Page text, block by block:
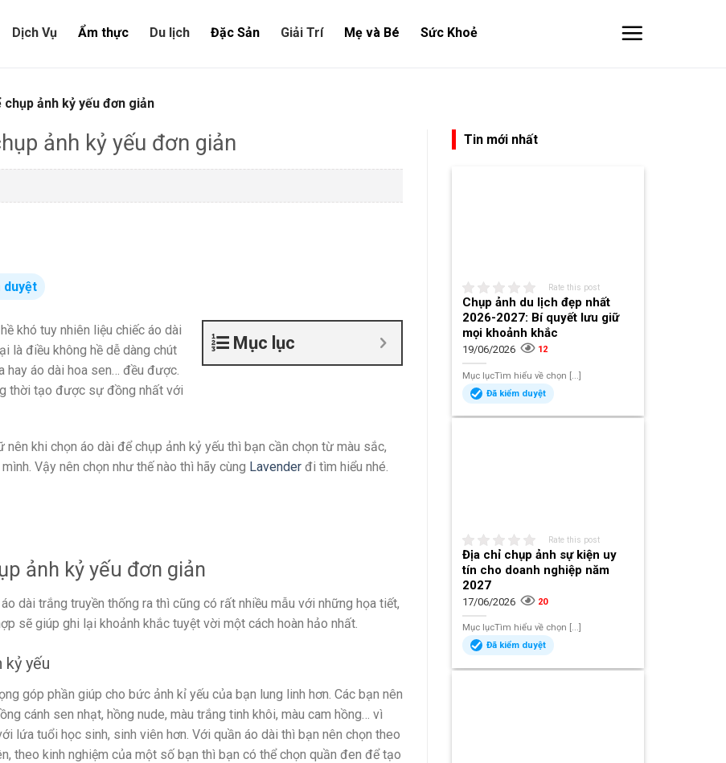
Dịch Vụ Ẩm thực Du lịch Đặc Sản Giải Trí Mẹ và Bé Sức Khoẻ
ảnh kỷ yếu đơn giản
ảnh kỷ yếu đơn giản
duyệt
Mục lục
khó tuy nhiên liệu chiếc áo dài
là điều không hề dễ dàng chút
hay áo dài hoa sen… đều được.
thời tạo được sự đồng nhất với
khi chọn áo dài để chụp ảnh kỷ yếu thì bạn cần chọn từ màu sắc,
Vậy nên chọn như thế nào thì hãy cùng Lavender đi tìm hiểu nhé.
ảnh kỷ yếu đơn giản
dài trắng truyền thống ra thì cũng có rất nhiều mẫu với những họa tiết,
sẽ giúp ghi lại khoảnh khắc tuyệt vời một cách hoàn hảo nhất.
kỷ yếu
góp phần giúp cho bức ảnh kỉ yếu của bạn lung linh hơn. Các bạn nên
cánh sen nhạt, hồng nude, màu trắng tinh khôi, màu cam hồng… vì
lứa tuổi học sinh, sinh viên hơn. Với quần áo dài thì bạn nên chọn theo
theo kinh nghiệm của một số bạn thì bạn có thể chọn quần đen để tạo
Tin mới nhất
Rate this post
Chụp ảnh du lịch đẹp nhất
2026-2027: Bí quyết lưu giữ
mọi khoảnh khắc
19/06/2026 12
Mục lụcTìm hiểu về chọn [...]
Đã kiểm duyệt
Rate this post
Địa chỉ chụp ảnh sự kiện uy
tín cho doanh nghiệp năm
2027
17/06/2026 20
Mục lụcTìm hiểu về chọn [...]
Đã kiểm duyệt